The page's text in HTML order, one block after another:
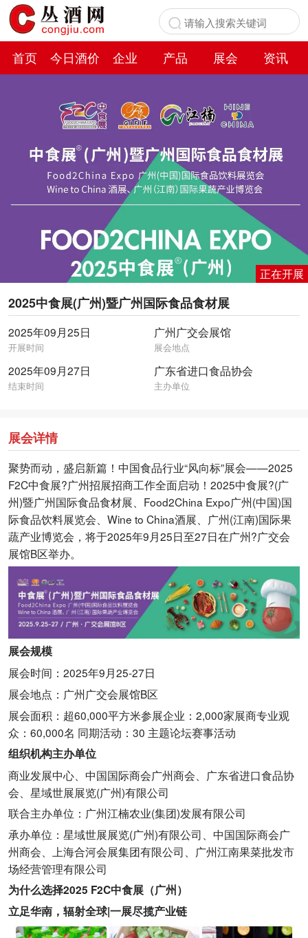
首页 今日酒价 企业 产品 展会
资讯
正在开展
2025中食展(广州)暨广州国际食品食材展
2025年09月25日
开展时间
广州广交会展馆
展会地点
2025年09月27日
结束时间
广东省进口食品协会
主办单位
展会详情
聚势而动，盛启新篇！中国食品行业“风向标”展会——2025
F2C中食展?广州招展招商工作全面启动！2025中食展?(广
州)暨广州国际食品食材展、Food2China Expo广州(中国)国
际食品饮料展览会、Wine to China酒展、广州(江南)国际果
蔬产业博览会，将于2025年9月25日至27日在广州?广交会
展馆B区举办。
展会规模
展会时间：2025年9月25-27日
展会地点：广州广交会展馆B区
展会面积：超60,000平方米参展企业：2,000家展商专业观
众：60,000名 同期活动：30 主题论坛赛事活动
组织机构主办单位
商业发展中心、中国国际商会广州商会、广东省进口食品协
会、星域世展展览(广州)有限公司
联合主办单位：广州江楠农业(集团)发展有限公司
承办单位：星域世展展览(广州)有限公司、中国国际商会广
州商会、上海合河会展集团有限公司、广州江南果菜批发市
场经营管理有限公司
为什么选择2025 F2C中食展（广州）
立足华南，辐射全球|一展尽揽产业链